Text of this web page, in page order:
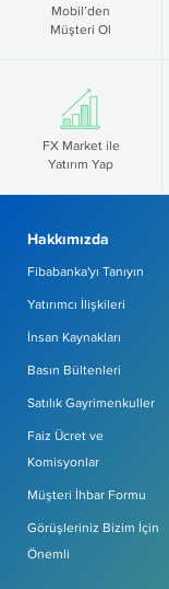
Mobil’den
Müşteri Ol
FX Market ile
Yatırım Yap
Hakkımızda
Fibabanka'yı Tanıyın
Yatırımcı İlişkileri
İnsan Kaynakları
Basın Bültenleri
Satılık Gayrimenkuller
Faiz Ücret ve
Komisyonlar
Müşteri İhbar Formu
Görüşleriniz Bizim İçin
Önemli